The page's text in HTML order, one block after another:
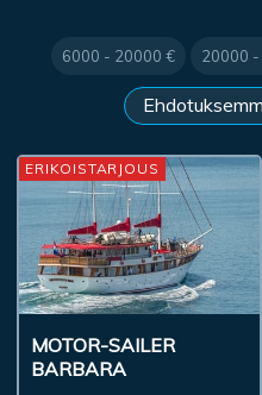
6000 - 20000 € 20000
MOTOR-SAILER
BARBARA
ERIKOISTARJOUS